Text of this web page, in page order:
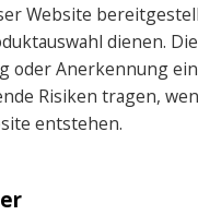
Website
dienen.
oder Anerkennung
Risiken tragen,
entstehen.